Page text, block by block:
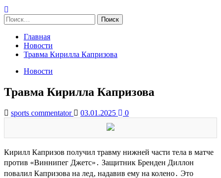
Найти:
Главная
Новости
Травма Кирилла Капризова
Новости
Травма Кирилла Капризова
sports commentator 03.01.2025 0
Кирилл Капризов получил травму нижней части тела в матче
против «Виннипег Джетс»․ Защитник Бренден Диллон
повалил Капризова на лед‚ надавив ему на колено․ Это